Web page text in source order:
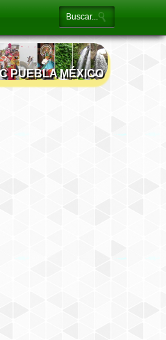
PUEBLA MÉXICO